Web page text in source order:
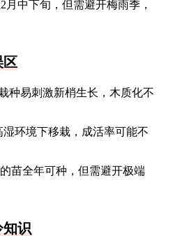
中下旬，但需避开梅雨季，
区
种易刺激新梢生长，木质化不
湿环境下移栽，成活率可能不
苗全年可种，但需避开极端
识